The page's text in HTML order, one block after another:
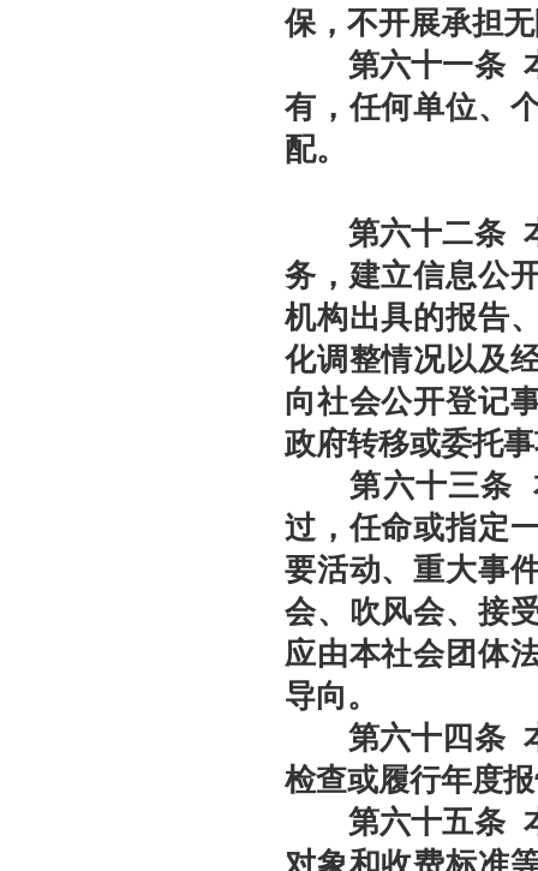
保，不开展承担
第六十一条
有，任何单位、
配。
第六十二条
务，建立信息公
机构出具的报告
化调整情况以及
向社会公开登记
政府转移或委托
第六十三条
过，任命或指定
要活动、重大事
会、吹风会、接
应由本社会团体
导向。
第六十 四条
检查或履行年度
第六十五条